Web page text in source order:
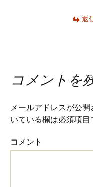
返
コメントを
メールアドレスが公開
いている欄は必須項目
コメント